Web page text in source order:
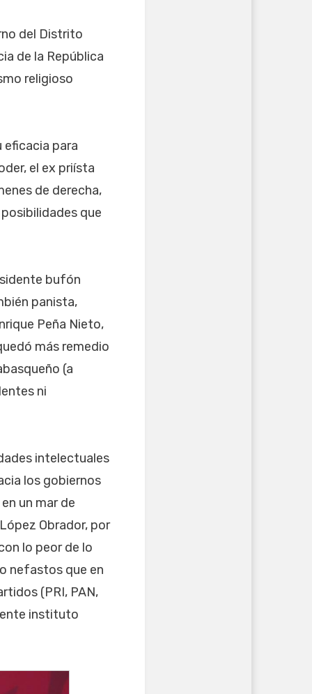
del Distrito
de la República
religioso
para
el ex priísta
de derecha,
que
bufón
panista,
Peña Nieto,
más remedio
(a
ni
intelectuales
los gobiernos
un mar de
Obrador, por
lo peor de lo
nefastos que en
(PRI, PAN,
instituto